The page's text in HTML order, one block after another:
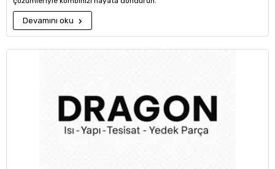
Devamını oku